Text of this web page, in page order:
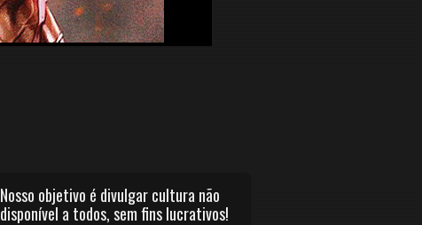
Nosso objetivo é divulgar cultura não
disponível a todos, sem fins lucrativos!